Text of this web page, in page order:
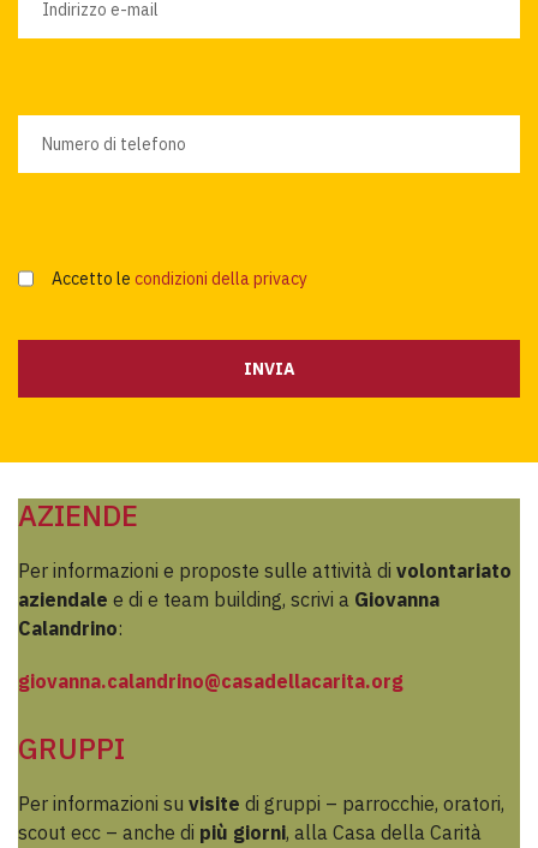
Accetto le condizioni della privacy
AZIENDE
Per informazioni e proposte sulle attività di volontariato
aziendale e di e team building, scrivi a Giovanna
Calandrino:
giovanna.calandrino@casadellacarita.org
GRUPPI
Per informazioni su visite di gruppi – parrocchie, oratori,
scout ecc – anche di più giorni, alla Casa della Carità